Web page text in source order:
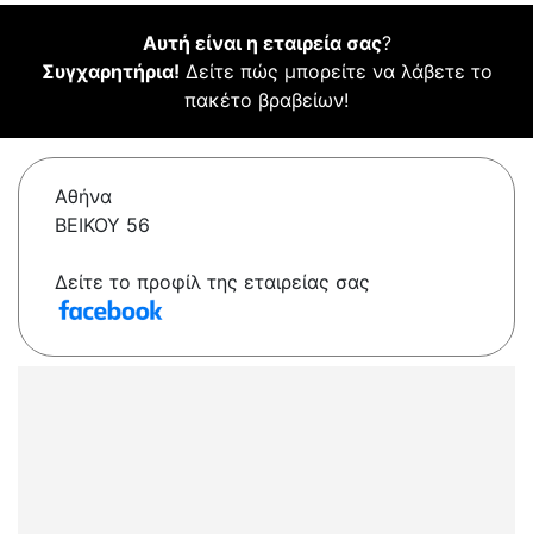
Αυτή είναι η εταιρεία σας?
Συγχαρητήρια! Δείτε πώς μπορείτε να λάβετε το
πακέτο βραβείων!
Αθήνα
ΒΕΙΚΟΥ 56
Δείτε το προφίλ της εταιρείας σας